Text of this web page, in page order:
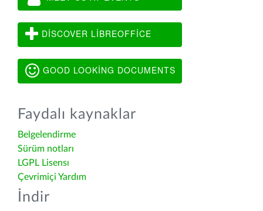
DISCOVER LIBREOFFICE
GOOD LOOKING DOCUMENTS
Faydalı kaynaklar
Belgelendirme
Sürüm notları
LGPL Lisensı
Çevrimiçi Yardım
İndir